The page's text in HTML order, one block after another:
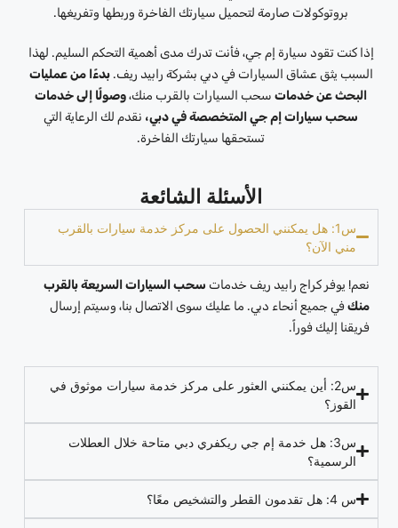
بروتوكولات صارمة لتحميل سيارتك الفاخرة وربطها وتفريغها.
إذا كنت تقود سيارة إم جي، فأنت تدرك مدى أهمية التحكم السليم. لهذا
السبب يثق عشاق السيارات في دبي بشركة رابيد ريف.بدءًا من عمليات
البحث عن خدمات سحب السيارات بالقرب منك،وصولًا إلى خدمات
سحب سيارات إم جي المتخصصة في دبي، نقدم لك الرعاية التي
تستحقها سيارتك الفاخرة.
الأسئلة الشائعة
س1: هل يمكنني الحصول على مركز خدمة سيارات بالقرب
مني الآن؟
نعم! يوفر كراج رابيد ريف خدمات سحب السيارات السريعة بالقرب
منكفي جميع أنحاء دبي. ما عليك سوى الاتصال بنا، وسيتم إرسال
فريقنا إليك فوراً.
س2: أين يمكنني العثور على مركز خدمة سيارات موثوق في
القوز؟
س3: هل خدمة إم جي ريكفري دبي متاحة خلال العطلات
الرسمية؟
س 4: هل تقدمون القطر والتشخيص معًا؟